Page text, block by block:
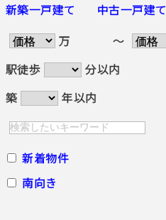
新築一戸建て 中古一戸建て
万
～
駅徒歩
分以内
築
年以内
新着物件
南向き